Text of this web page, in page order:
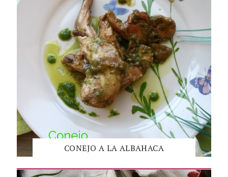
CONEJO A LA ALBAHACA